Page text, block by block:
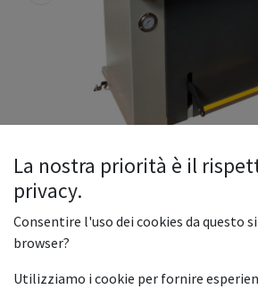
TAGLIACARTE MOD.
Max. Altezza di taglio: 80 mm.
La nostra priorità è il
privacy.
Consentire l'uso dei cookies da questo
browser?
Utilizziamo i cookie per fornire